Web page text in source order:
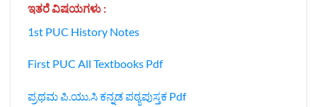
ಇತರೆ ವಿಷಯಗಳು :
1st PUC History Notes
First PUC All Textbooks Pdf
ಪ್ರಥಮ ಪಿ.ಯು.ಸಿ ಕನ್ನಡ ಪಠ್ಯಪುಸ್ತಕ Pdf